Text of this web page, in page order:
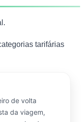
tarifárias
de volta
da viagem,